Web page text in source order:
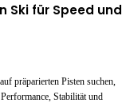
Ski für Speed und
präparierten Pisten suchen,
Stabilität und